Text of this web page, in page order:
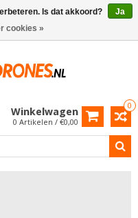
0
Winkelwagen
0 Artikelen / €0,00
Is dat akkoord?
Ja
cookies »